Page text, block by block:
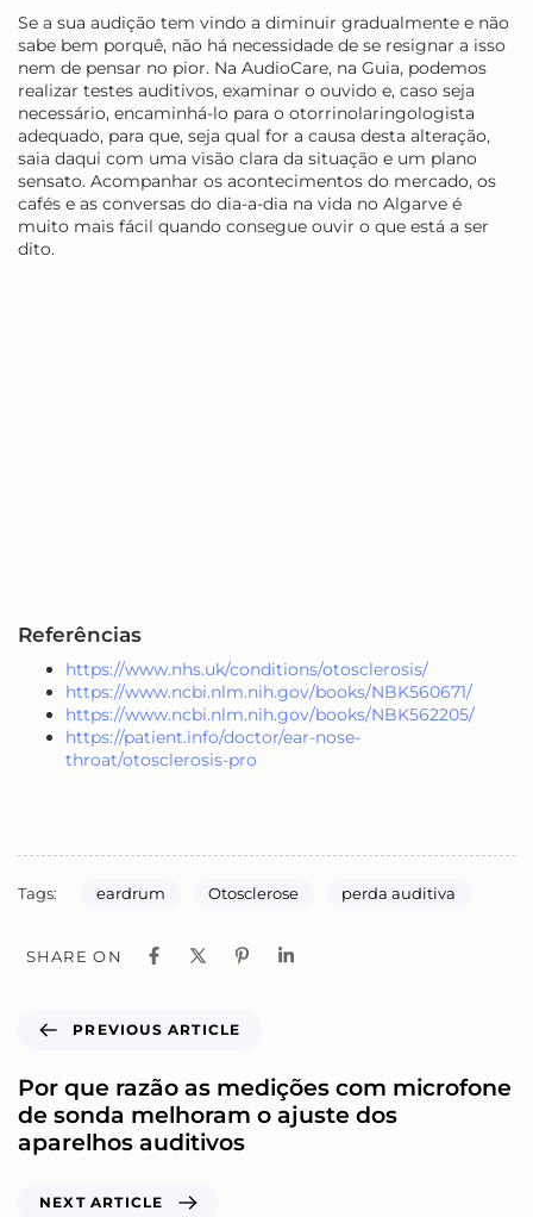
Se a sua audição tem vindo a diminuir gradualmente e não
sabe bem porquê, não há necessidade de se resignar a isso
nem de pensar no pior. Na AudioCare, na Guia, podemos
realizar testes auditivos, examinar o ouvido e, caso seja
necessário, encaminhá-lo para o otorrinolaringologista
adequado, para que, seja qual for a causa desta alteração,
saia daqui com uma visão clara da situação e um plano
sensato. Acompanhar os acontecimentos do mercado, os
cafés e as conversas do dia-a-dia na vida no Algarve é
muito mais fácil quando consegue ouvir o que está a ser
dito.
Referências
https://www.nhs.uk/conditions/otosclerosis/
https://www.ncbi.nlm.nih.gov/books/NBK560671/
https://www.ncbi.nlm.nih.gov/books/NBK562205/
https://patient.info/doctor/ear-nose-
throat/otosclerosis-pro
Tags: eardrum Otosclerose perda auditiva
SHARE ON
PREVIOUS ARTICLE
Por que razão as medições com microfone
de sonda melhoram o ajuste dos
aparelhos auditivos
NEXT ARTICLE